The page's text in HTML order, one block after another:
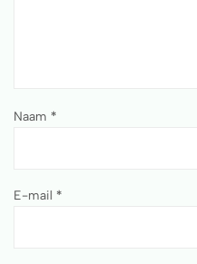
Naam *
E-mail *